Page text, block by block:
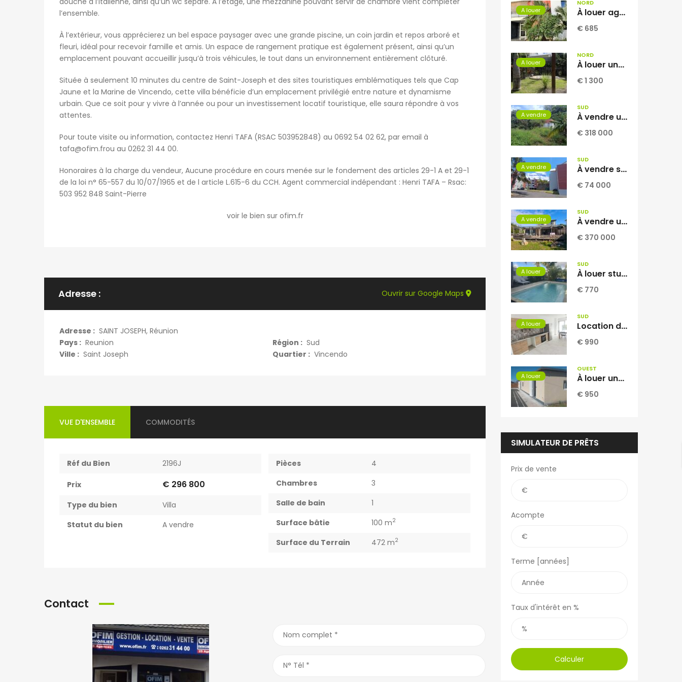
l’ensemble.
À l’extérieur, vous apprécierez un bel espace paysager avec une grande piscine, un coin jardin et repos arboré et
fleuri, idéal pour recevoir famille et amis. Un espace de rangement pratique est également présent, ainsi qu’un
emplacement pouvant accueillir jusqu’à trois véhicules, le tout dans un environnement entièrement clôturé.
Située à seulement 10 minutes du centre de Saint-Joseph et des sites touristiques emblématiques tels que Cap
Jaune et la Marine de Vincendo, cette villa bénéficie d’un emplacement privilégié entre nature et dynamisme
urbain. Que ce soit pour y vivre à l’année ou pour un investissement locatif touristique, elle saura répondre à vos
attentes.
Pour toute visite ou information, contactez Henri TAFA (RSAC 503952848) au 0692 54 02 62, par email à
tafa@ofim.frou au 0262 31 44 00.
Honoraires à la charge du vendeur, Aucune procédure en cours menée sur le fondement des articles 29-1 A et 29-1
de la loi n° 65-557 du 10/07/1965 et de l article L.615-6 du CCH. Agent commercial indépendant : Henri TAFA – Rsac:
503 952 848 Saint-Pierre
voir le bien sur ofim.fr
Adresse :
Adresse : SAINT JOSEPH, Réunion
Pays : Reunion Région : Sud
Ville : Saint Joseph Quartier : Vincendo
Ouvrir sur Google Maps
VUE D'ENSEMBLE COMMODITÉS
Réf du Bien 2196J
Prix € 296 800
Type du bien
Villa
Statut du bien
A vendre
Pièces
4
Chambres
3
Salle de bain
1
Surface bâtie
100 m2
Surface du Terrain 472 m2
Contact
A louer
NORD
À louer agréable appartement T2 de 53.06 m2 situé dans la résidence INAIS à Sainte-Clotilde Réunion
€ 685
A louer
NORD
À louer une villa jumelée de type F5 de 104 m2 habitable située sur le secteur de Domenjod Sainte Clothilde Réunion
€ 1 300
A vendre
SUD
À vendre une vaste parcelle plate et arborée de 1268 m2 dont 1104 m2 constructible située au Tampon Réunion
€ 318 000
A vendre
SUD
À vendre studio climatisé de 34.97 m2 avec vue mer situé dans une résidence sécurisée et calme à Saint Joseph Réunion
€ 74 000
A vendre
SUD
À vendre une magnifique villa contemporaine T4 de 110 m2 sur un terrain piscinable de 673 m2 située à La Rivière Saint Louis Réunion
€ 370 000
A louer
SUD
À louer studio meublé d’environ 30 m2 situé à La Ligne des Bambous Réunion
€ 770
A louer
SUD
Location d’une ravissante villa neuve meublée T4 située à Vincendo Réunion
€ 990
A louer
OUEST
À louer une villa F3 de 80.71m2 avec jardin à La Saline les Hauts Réunion.
€ 950
SIMULATEUR DE PRÊTS
Prix de vente
Acompte
Terme [années]
Taux d'intérêt en %
Calculer